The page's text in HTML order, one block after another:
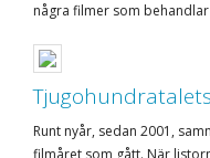
några filmer som
Runt nyår, sedan 2001,
filmåret som gått. När